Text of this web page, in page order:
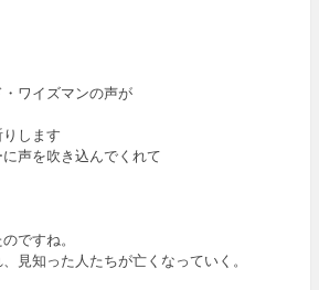
ワイズマンの声が
します
声を吹き込んでくれて
ですね。
見知った人たちが亡くなっていく。